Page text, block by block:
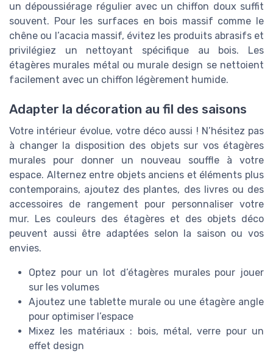
un dépoussiérage régulier avec un chiffon doux suffit
souvent. Pour les surfaces en bois massif comme le
chêne ou l’acacia massif, évitez les produits abrasifs et
privilégiez un nettoyant spécifique au bois. Les
étagères murales métal ou murale design se nettoient
facilement avec un chiffon légèrement humide.
Adapter la décoration au fil des saisons
Votre intérieur évolue, votre déco aussi ! N’hésitez pas
à changer la disposition des objets sur vos étagères
murales pour donner un nouveau souffle à votre
espace. Alternez entre objets anciens et éléments plus
contemporains, ajoutez des plantes, des livres ou des
accessoires de rangement pour personnaliser votre
mur. Les couleurs des étagères et des objets déco
peuvent aussi être adaptées selon la saison ou vos
envies.
Optez pour un lot d’étagères murales pour jouer
sur les volumes
Ajoutez une tablette murale ou une étagère angle
pour optimiser l’espace
Mixez les matériaux : bois, métal, verre pour un
effet design